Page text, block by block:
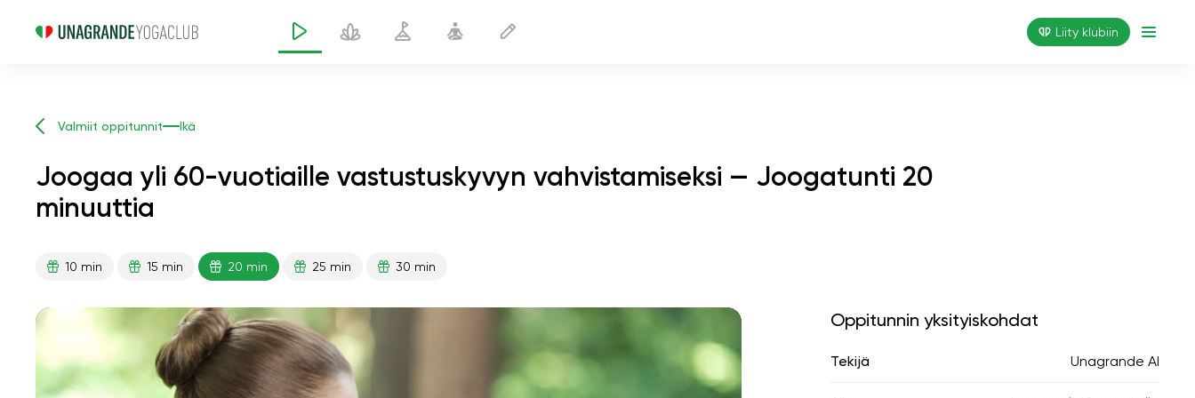
Liity klubiin
Valmiit oppitunnit Ikä
Joogaa yli 60-vuotiaille vastustuskyvyn vahvistamiseksi — Joogatunti 20
minuuttia
10 min 15 min 20 min 25 min 30 min
Joogaa yli 60-vuotiaille vastustuskyvyn vahvistamiseksi
Oppitunnin yksityiskohdat
Tekijä Unagrande AI